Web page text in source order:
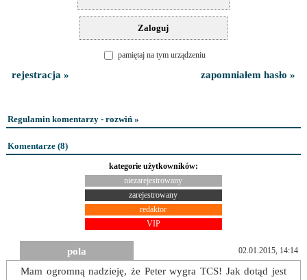
pamiętaj na tym urządzeniu
rejestracja » zapomniałem hasło »
Regulamin komentarzy - rozwiń »
Komentarze (8)
kategorie użytkowników:
niezarejestrowany
zarejestrowany
redaktor
VIP
pola 02.01.2015, 14:14
Mam ogromną nadzieję, że Peter wygra TCS! Jak dotąd jest